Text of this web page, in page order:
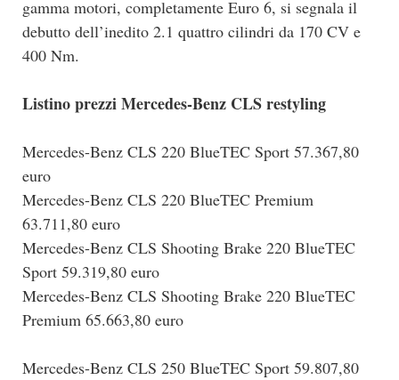
gamma motori, completamente Euro 6, si segnala il
debutto dell’inedito 2.1 quattro cilindri da 170 CV e
400 Nm.
Listino prezzi Mercedes-Benz CLS restyling
Mercedes-Benz CLS 220 BlueTEC Sport 57.367,80
euro
Mercedes-Benz CLS 220 BlueTEC Premium
63.711,80 euro
Mercedes-Benz CLS Shooting Brake 220 BlueTEC
Sport 59.319,80 euro
Mercedes-Benz CLS Shooting Brake 220 BlueTEC
Premium 65.663,80 euro
Mercedes-Benz CLS 250 BlueTEC Sport 59.807,80